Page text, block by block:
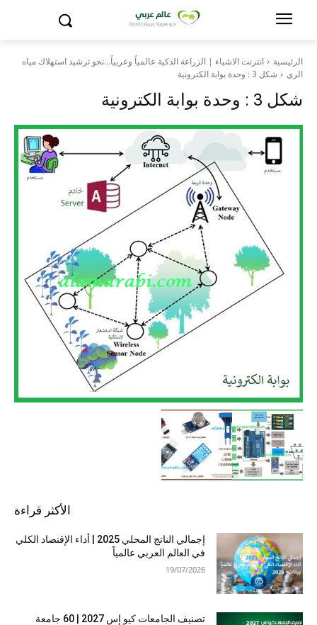
الرئيسية
انترنت الاشياء | الزراعة الذكية عالمياً وعربياً…نحو ترشيد استهلاك مياه
الري
شكل 3 : وحدة بوابة الكترونية
شكل 3 : وحدة بوابة الكترونية
الأكثر قراءة
إجمالي الناتج المحلي 2025 | أداء الإقتصاد الكلي
في العالم العربي عالمياً
19/07/2026
تصنيف الجامعات كيو إس 2027 | 60 جامعة